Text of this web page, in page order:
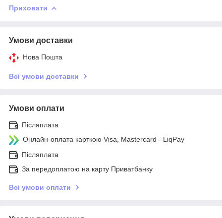
Приховати
Умови доставки
Нова Пошта
Всі умови доставки
Умови оплати
Післяплата
Онлайн-оплата карткою Visa, Mastercard - LiqPay
Післяплата
За передоплатою на карту Приватбанку
Всі умови оплати